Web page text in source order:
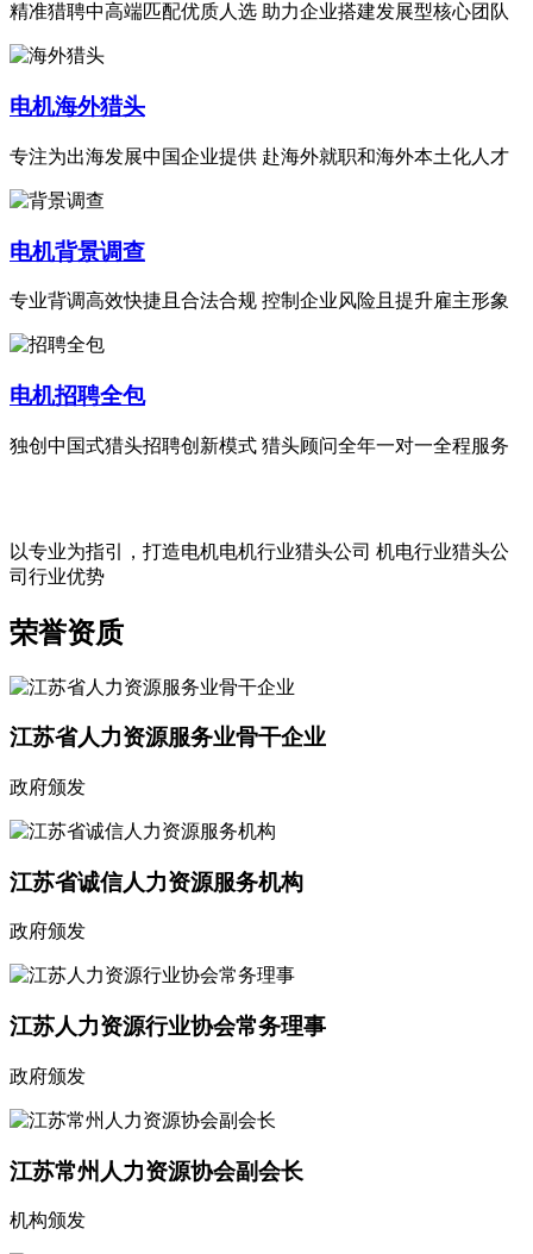
精准猎聘中高端匹配优质人选 助力企业搭建发展型核心团队
电机海外猎头
专注为出海发展中国企业提供 赴海外就职和海外本土化人才
电机背景调查
专业背调高效快捷且合法合规 控制企业风险且提升雇主形象
电机招聘全包
独创中国式猎头招聘创新模式 猎头顾问全年一对一全程服务
以专业为指引，打造电机电机行业猎头公司 机电行业猎头公
司行业优势
荣誉资质
江苏省人力资源服务业骨干企业
政府颁发
江苏省诚信人力资源服务机构
政府颁发
江苏人力资源行业协会常务理事
政府颁发
江苏常州人力资源协会副会长
机构颁发